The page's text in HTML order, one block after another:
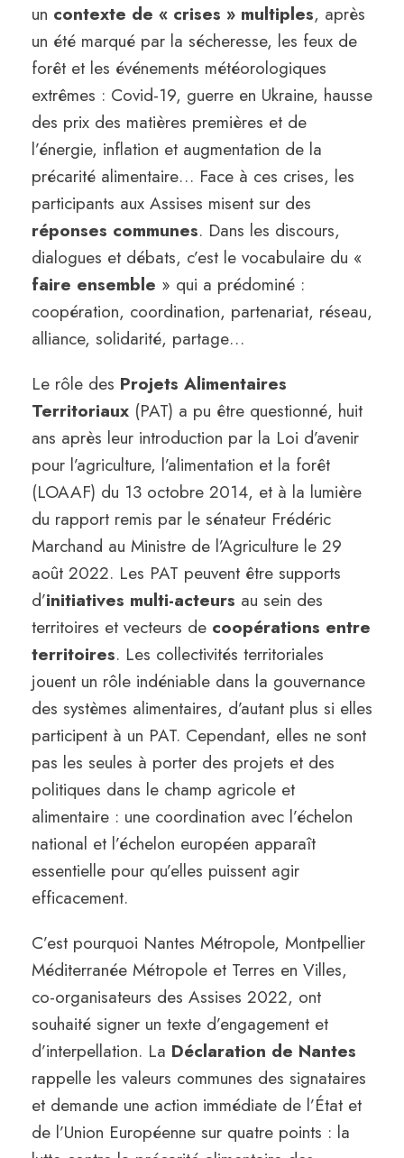
un contexte de « crises » multiples, après
un été marqué par la sécheresse, les feux de
forêt et les événements météorologiques
extrêmes : Covid-19, guerre en Ukraine, hausse
des prix des matières premières et de
l’énergie, inflation et augmentation de la
précarité alimentaire… Face à ces crises, les
participants aux Assises misent sur des
réponses communes. Dans les discours,
dialogues et débats, c’est le vocabulaire du «
faire ensemble » qui a prédominé :
coopération, coordination, partenariat, réseau,
alliance, solidarité, partage…
Le rôle des Projets Alimentaires
Territoriaux (PAT) a pu être questionné, huit
ans après leur introduction par la Loi d’avenir
pour l’agriculture, l’alimentation et la forêt
(LOAAF) du 13 octobre 2014, et à la lumière
du rapport remis par le sénateur Frédéric
Marchand au Ministre de l’Agriculture le 29
août 2022. Les PAT peuvent être supports
d’initiatives multi-acteurs au sein des
territoires et vecteurs de coopérations entre
territoires. Les collectivités territoriales
jouent un rôle indéniable dans la gouvernance
des systèmes alimentaires, d’autant plus si elles
participent à un PAT. Cependant, elles ne sont
pas les seules à porter des projets et des
politiques dans le champ agricole et
alimentaire : une coordination avec l’échelon
national et l’échelon européen apparaît
essentielle pour qu’elles puissent agir
efficacement.
C’est pourquoi Nantes Métropole, Montpellier
Méditerranée Métropole et Terres en Villes,
co-organisateurs des Assises 2022, ont
souhaité signer un texte d’engagement et
d’interpellation. La Déclaration de Nantes
rappelle les valeurs communes des signataires
et demande une action immédiate de l’État et
de l’Union Européenne sur quatre points : la